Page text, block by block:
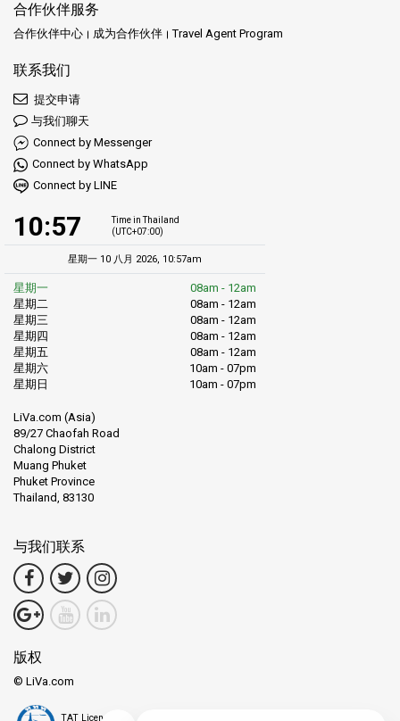
合作伙伴服务
合作伙伴中心 成为合作伙伴 Travel Agent Program
联系我们
提交申请
与我们聊天
Connect by Messenger
Connect by WhatsApp
Connect by LINE
10:57
Time in Thailand
(UTC+07:00)
星期一 10 八月 2026, 10:57am
星期一
08am - 12am
星期二
08am - 12am
星期三
08am - 12am
星期四
08am - 12am
星期五
08am - 12am
星期六
10am - 07pm
星期日
10am - 07pm
LiVa.com (Asia)
89/27 Chaofah Road
Chalong District
Muang Phuket
Phuket Province
Thailand, 83130
与我们联系
版权
© LiVa.com
TAT License